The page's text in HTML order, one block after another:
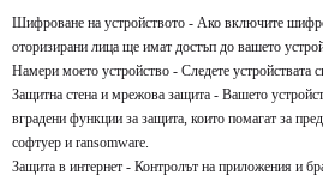
Шифроване на устройството - Ако включите
оторизирани лица ще имат достъп до вашето
Намери моето устройство - Следете устройствата
Защитна стена и мрежова защита - Вашето
вградени функции за защита, които помагат за
софтуер и ransomware.
Защита в интернет - Контролът на приложения и